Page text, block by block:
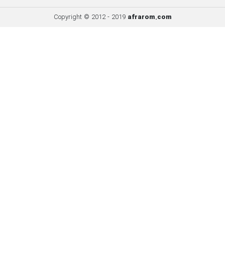
Copyright © 2012 - 2019 afrarom.com